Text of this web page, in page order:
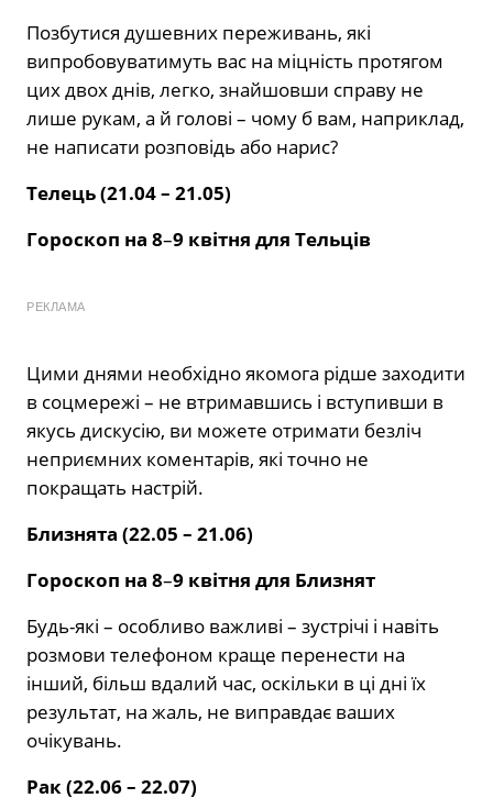
Позбутися душевних переживань, які
випробовуватимуть вас на міцність протягом
цих двох днів, легко, знайшовши справу не
лише рукам, а й голові – чому б вам, наприклад,
не написати розповідь або нарис?
Телець (21.04 – 21.05)
Гороскоп на 8–9 квітня для Тельців
РЕКЛАМА
Цими днями необхідно якомога рідше заходити
в соцмережі – не втримавшись і вступивши в
якусь дискусію, ви можете отримати безліч
неприємних коментарів, які точно не
покращать настрій.
Близнята (22.05 – 21.06)
Гороскоп на 8–9 квітня для Близнят
Будь-які – особливо важливі – зустрічі і навіть
розмови телефоном краще перенести на
інший, більш вдалий час, оскільки в ці дні їх
результат, на жаль, не виправдає ваших
очікувань.
Рак (22.06 – 22.07)